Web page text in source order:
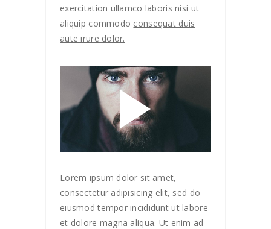
exercitation ullamco laboris nisi ut
aliquip commodo consequat duis
aute irure dolor.
Lorem ipsum dolor sit amet,
consectetur adipisicing elit, sed do
eiusmod tempor incididunt ut labore
et dolore magna aliqua. Ut enim ad